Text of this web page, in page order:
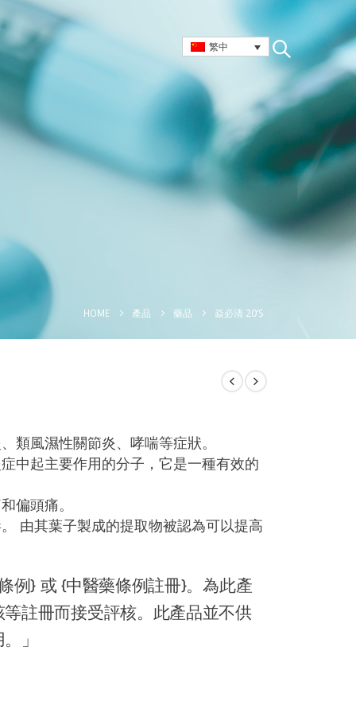
繁中
HOME 產品 藥品 焱必清 20’S
類風濕性關節炎、哮喘等症狀。
中起主要作用的分子，它是一種有效的
偏頭痛。
由其葉子製成的提取物被認為可以提高
例} 或 {中醫藥條例註冊}。為此產
註冊而接受評核。此產品並不供
」